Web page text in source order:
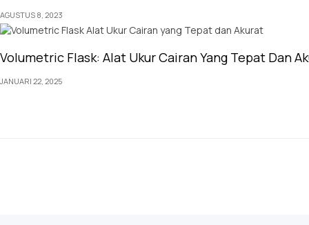
AGUSTUS 8, 2023
Volumetric Flask: Alat Ukur Cairan Yang Tepat Dan
JANUARI 22, 2025